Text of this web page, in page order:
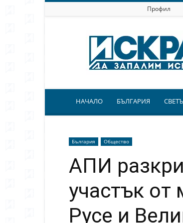
Профил
Искра.бг
НАЧАЛО БЪЛГАРИЯ
България Общество
АПИ
участък от
Русе и